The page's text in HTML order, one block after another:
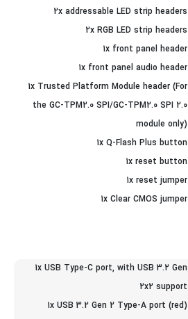
2x addressable LED strip headers
2x RGB LED strip headers
1x front panel header
1x front panel audio header
1x Trusted Platform Module header (For
the GC-TPM2.0 SPI/GC-TPM2.0 SPI 2.0
module only)
1x Q-Flash Plus button
1x reset button
1x reset jumper
1x Clear CMOS jumper
1x USB Type-C port, with USB 3.2 Gen
2x2 support
1x USB 3.2 Gen 2 Type-A port (red)